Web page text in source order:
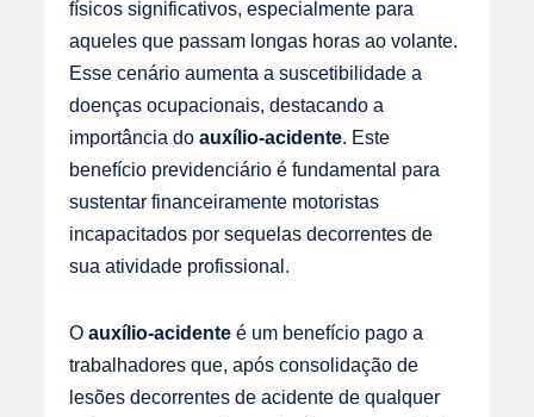
físicos significativos, especialmente para
aqueles que passam longas horas ao volante.
Esse cenário aumenta a suscetibilidade a
doenças ocupacionais, destacando a
importância doauxílio-acidente. Este
benefício previdenciário é fundamental para
sustentar financeiramente motoristas
incapacitados por sequelas decorrentes de
sua atividade profissional.
Oauxílio-acidente é um benefício pago a
trabalhadores que, após consolidação de
lesões decorrentes de acidente de qualquer